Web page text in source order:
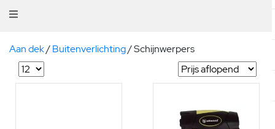
Aan dek/Buitenverlichting/Schijnwerpers